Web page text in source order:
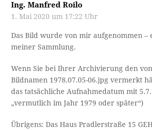
Ing. Manfred Roilo
1. Mai 2020 um 17:22 Uhr
Das Bild wurde von mir aufgenommen –
meiner Sammlung.
Wenn Sie bei Ihrer Archivierung den
Bildnamen 1978.07.05-06.jpg vermerkt
das tatsächliche Aufnahmedatum mit
„vermutlich im Jahr 1979 oder später“)
Übrigens: Das Haus Pradlerstraße 15